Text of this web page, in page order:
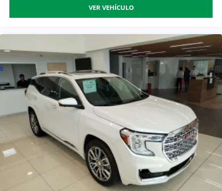
VER VEHÍCULO